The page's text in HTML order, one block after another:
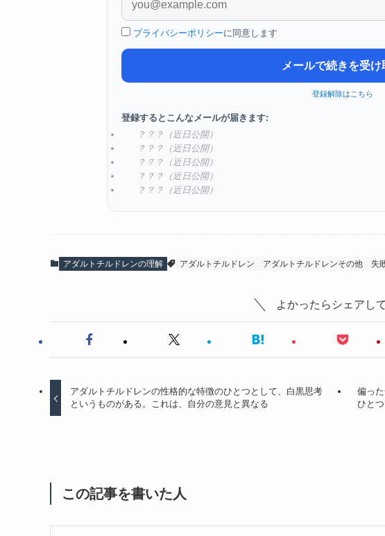
プライバシーポリシーに同意します
メールで続きを受け
登録解除はこちら
登録するとこんなメールが届きます:
？？？（近日公開）
？？？（近日公開）
？？？（近日公開）
？？？（近日公開）
？？？（近日公開）
アダルトチルドレンの理解 アダルトチルドレン アダルトチルドレンその他 失
よかったらシェアし
アダルトチルドレンの性格的な特徴のひとつとして、白黒思考
というものがある。これは、自分の意見と異なる
偏っ
ひと
この記事を書いた人